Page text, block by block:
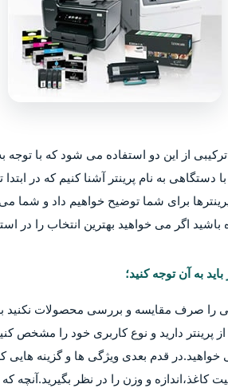
از این دو استفاده می شود که با توجه
به نام پرینتر آشنا کنیم که در
برای شما توضیح خواهیم داد و شما می
باشید اگر می خواهید بهترین انتخاب را در
به آن توجه کنید؛
را صرف مقایسه و بررسی محصولات نکنید
پرینتر دارید و نوع کاربری خود را مشخص
قدم بعدی ویژگی ها و گزینه هایی
و وزن را در نظر بگیرید.آنچه که